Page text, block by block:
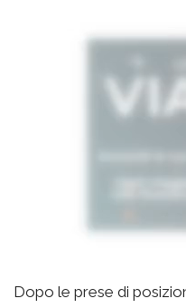
Dopo le prese di